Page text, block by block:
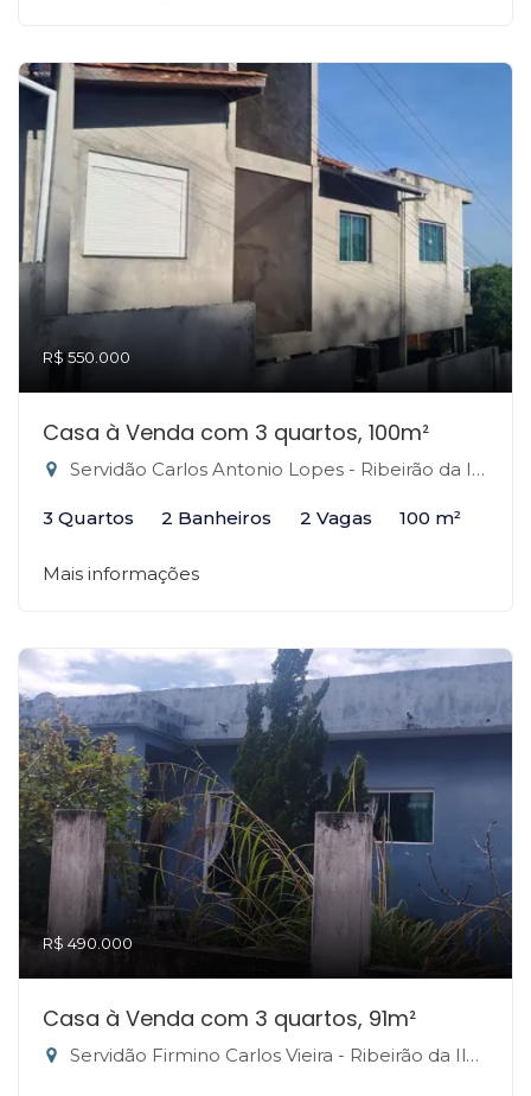
R$ 550.000
Casa à Venda com 3 quartos, 100m²
Servidão Carlos Antonio Lopes - Ribeirão da Ilha, Florianópolis-SC
3 Quartos 2 Banheiros 2 Vagas 100 m²
Mais informações
R$ 490.000
Casa à Venda com 3 quartos, 91m²
Servidão Firmino Carlos Vieira - Ribeirão da Ilha, Florianópolis-SC